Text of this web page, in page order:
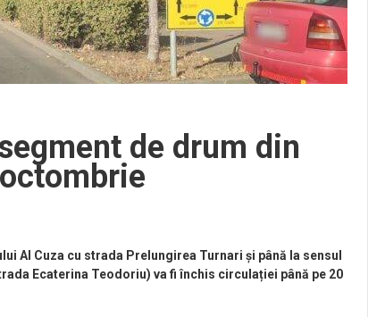
de drum din
AI Cuza cu strada Prelungirea Turnari și până la sensul
Ecaterina Teodoriu) va fi închis circulației până pe 20